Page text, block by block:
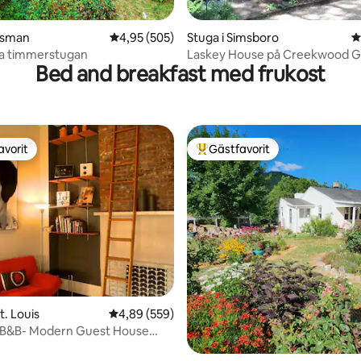
betyg, 459 omdömen
4,95 av 5 i genomsnittligt betyg, 505
4,95 (505)
timmerstugan
Stuga i Simsboro
Laskey House på Creekwood
Bed and breakfast med frukost
betyg, 484 omdömen
Louis 4,89 av 5 i genomsnittligt betyg, 559
4,89 (559)
Modern Guest House
Populär gästfavorit
Gästfavorit